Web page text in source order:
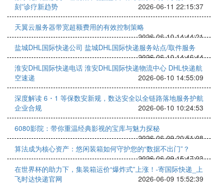
刻”诊疗新趋势
2026-06-11 22:15:37
天翼云服务器带宽超额费用的有效控制策略
2026-06-10 14:44:21
盐城DHL国际快递公司 盐城DHL国际快递服务站点/取件服务
2026-06-10 14:46:44
淮安DHL国际快递电话 淮安DHL国际快递物流中心 DHL快递航
空速递
2026-06-10 14:55:09
深度解读 6・1 等保数安新规，数达安全以全链路落地服务护航
企业合规
2026-06-10 10:24:53
6080影院：带你重温经典影视的宝库与魅力探秘
2026-06-09 20:51:08
算法成为核心资产：悠闲装箱如何守护您的“数据不出门”？
2026-06-09 15:47:03
在世界杯的助力下，集装箱运价“爆炸式”上涨！-寄国际快递_上
飞时达快递官网
2026-06-09 15:52:39